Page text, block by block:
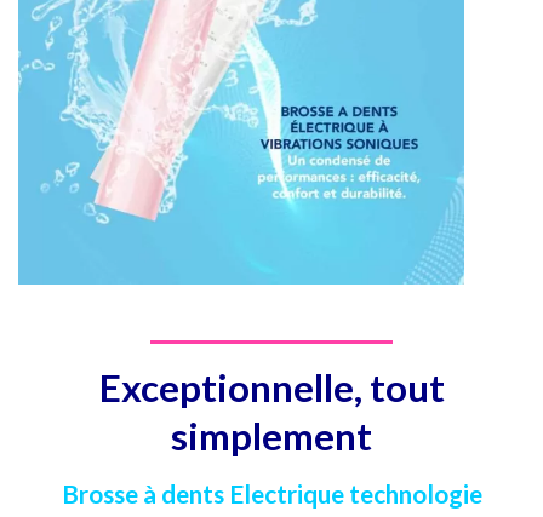
Exceptionnelle, tout
simplement
Brosse à dents Electrique technologie